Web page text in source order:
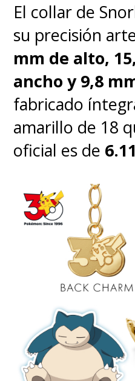
El collar de
su precisión
mm de alto,
ancho y 9,8
fabricado
amarillo de 18
oficial es de